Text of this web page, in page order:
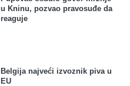
u Kninu, pozvao pravosuđe da
reaguje
Belgija najveći izvoznik piva u
EU